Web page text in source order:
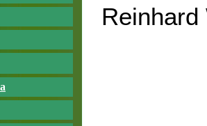
Reinhard